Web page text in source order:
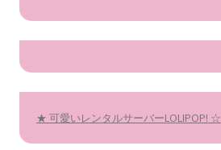
★ 可愛いレンタルサーバーLOLIPOP! ☆